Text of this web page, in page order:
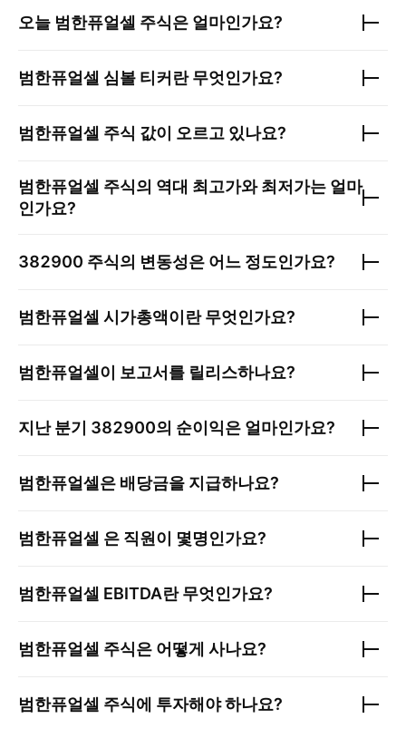
오늘 범한퓨얼셀 주식은 얼마인가요?
범한퓨얼셀 심볼 티커란 무엇인가요?
범한퓨얼셀 주식 값이 오르고 있나요?
범한퓨얼셀 주식의 역대 최고가와 최저가는 얼마
인가요?
382900 주식의 변동성은 어느 정도인가요?
범한퓨얼셀 시가총액이란 무엇인가요?
범한퓨얼셀 이 보고서를 릴리스하나요?
지난 분기 382900의 순이익은 얼마인가요?
범한퓨얼셀 은 배당금을 지급하나요?
범한퓨얼셀 은 직원이 몇명인가요?
범한퓨얼셀 EBITDA란 무엇인가요?
범한퓨얼셀 주식은 어떻게 사나요?
범한퓨얼셀 주식에 투자해야 하나요?